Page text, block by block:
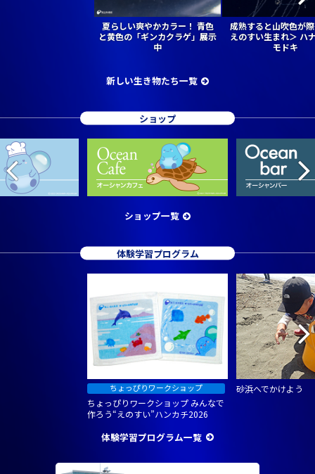
夏らしい爽やかカラー！ 青色
と黄色の「ギンカクラゲ」展示
中
成熟すると山吹色が
えのすい生まれ＞ ハ
モドキ
新しい生き物たち一覧
ショップ
ショップ一覧
体験学習プログラム
ちょっぴりワークショップ みんなで
作ろう“えのすい”ハンカチ2026
砂浜へでかけよう
体験学習プログラム一覧